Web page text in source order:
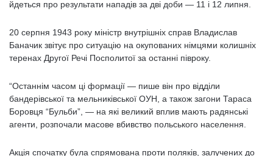
йдеться про результати нападів за дві доби — 11 і 12 липня.
20 серпня 1943 року міністр внутрішніх справ Владислав
Баначик звітує про ситуацію на окупованих німцями колишніх
теренах Другої Речі Посполитої за останні півроку.
“Останнім часом ці формації — пише він про відділи
бандерівської та мельниківської ОУН, а також загони Тараса
Боровця “Бульби”, — на які великий вплив мають радянські
агенти, розпочали масове вбивство польського населення.
Акція спочатку була спрямована проти поляків, залучених до